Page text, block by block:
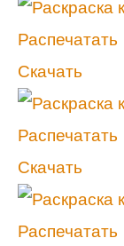
Распечатать
Скачать
Распечатать
Скачать
Распечатать